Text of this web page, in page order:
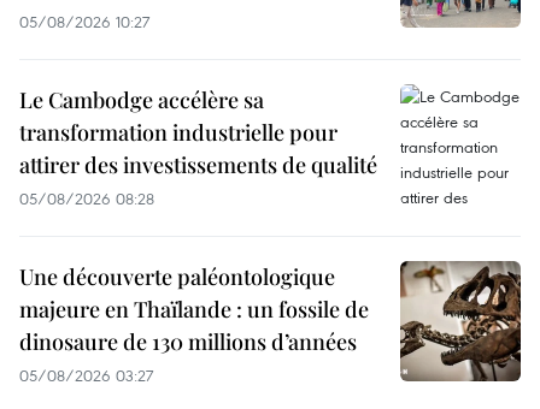
05/08/2026 10:27
Le Cambodge accélère sa
transformation industrielle pour
attirer des investissements de qualité
05/08/2026 08:28
Une découverte paléontologique
majeure en Thaïlande : un fossile de
dinosaure de 130 millions d’années
05/08/2026 03:27